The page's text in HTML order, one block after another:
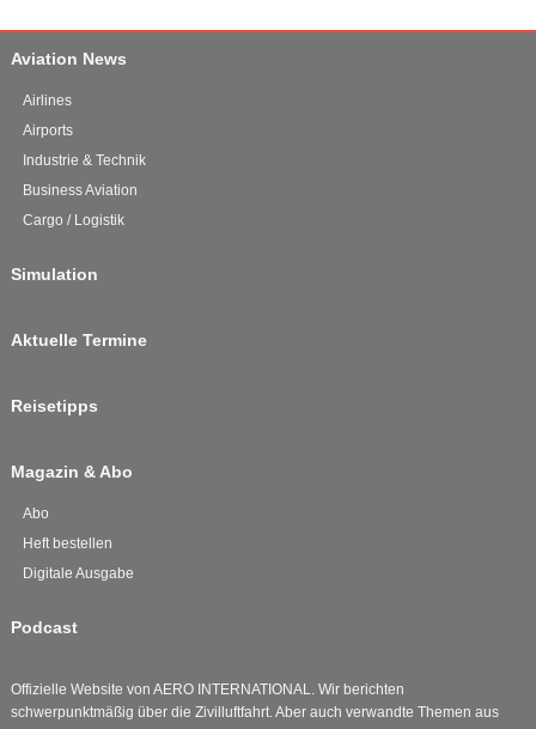
Aviation News
Airlines
Airports
Industrie & Technik
Business Aviation
Cargo / Logistik
Simulation
Aktuelle Termine
Reisetipps
Magazin & Abo
Abo
Heft bestellen
Digitale Ausgabe
Podcast
Offizielle Website von AERO INTERNATIONAL. Wir berichten
schwerpunktmäßig über die Zivilluftfahrt. Aber auch verwandte Themen aus